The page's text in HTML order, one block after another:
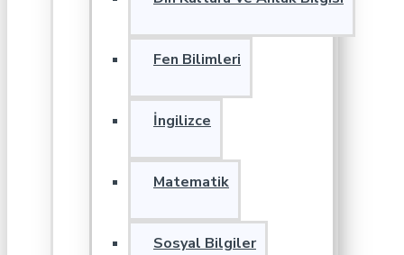
Fen Bilimleri
İngilizce
Matematik
Sosyal Bilgiler